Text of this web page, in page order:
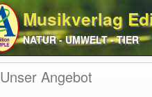
Musikverlag
NATUR - UMWELT - TIER
Unser Angebot